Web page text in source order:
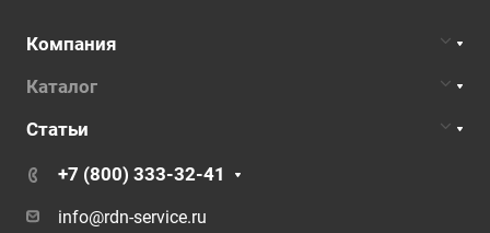
Компания
Каталог
Статьи
+7 (800) 333-32-41
info@rdn-service.ru